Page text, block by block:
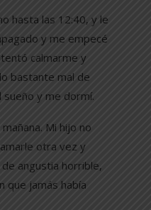
hasta las 12:40, y le
y me empecé
calmarme y
bastante mal de
y me dormí.
Mi hijo no
otra vez y
angustia horrible,
que jamás había